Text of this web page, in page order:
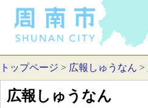
トップページ > 広報しゅうなん >
広報しゅうなん